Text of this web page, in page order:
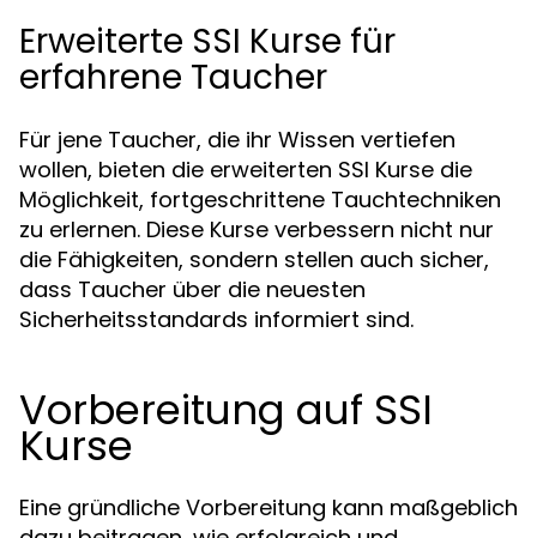
Erweiterte SSI Kurse für
erfahrene Taucher
Für jene Taucher, die ihr Wissen vertiefen
wollen, bieten die erweiterten SSI Kurse die
Möglichkeit, fortgeschrittene Tauchtechniken
zu erlernen. Diese Kurse verbessern nicht nur
die Fähigkeiten, sondern stellen auch sicher,
dass Taucher über die neuesten
Sicherheitsstandards informiert sind.
Vorbereitung auf SSI
Kurse
Eine gründliche Vorbereitung kann maßgeblich